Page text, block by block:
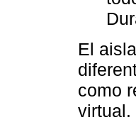
El
como
virtual.